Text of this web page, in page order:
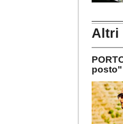
Altri
posto"